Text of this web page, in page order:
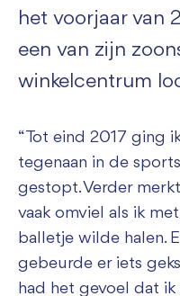
het voorjaar van
een van zijn
winkelcentrum
“Tot eind 2017 ging
tegenaan in de
gestopt. Verder
vaak omviel als ik
balletje wilde halen.
gebeurde er iets
had het gevoel dat ik